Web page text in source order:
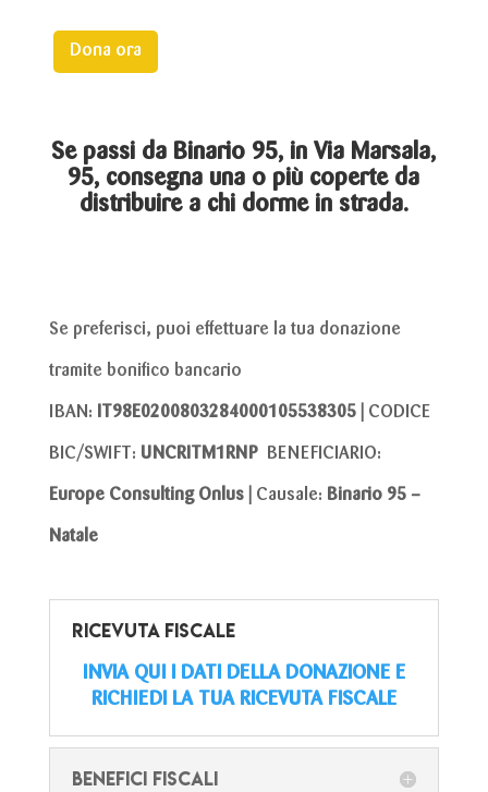
Dona ora
Se passi da Binario 95, in Via Marsala,
95, consegna una o più coperte da
distribuire a chi dorme in strada.
Se preferisci, puoi effettuare la tua donazione
tramite bonifico bancario
IBAN: IT98E0200803284000105538305 | CODICE
BIC/SWIFT: UNCRITM1RNP BENEFICIARIO:
Europe Consulting Onlus | Causale: Binario 95 –
Natale
RICEVUTA FISCALE
INVIA QUI I DATI DELLA DONAZIONE E
RICHIEDI LA TUA RICEVUTA FISCALE
BENEFICI FISCALI